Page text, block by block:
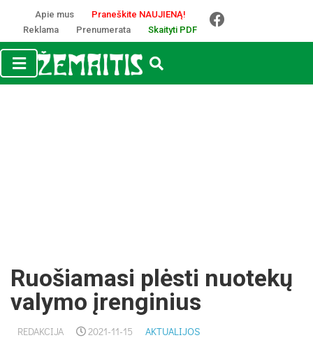
Apie mus
Praneškite NAUJIENĄ!
Reklama
Prenumerata Skaityti PDF
Ruošiamasi plėsti nuotekų
valymo įrenginius
REDAKCIJA 2021-11-15 AKTUALIJOS